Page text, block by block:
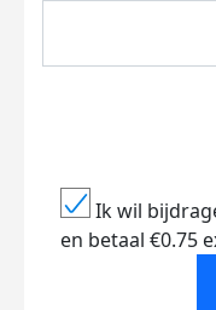
Ik wil
en betaal €0.75